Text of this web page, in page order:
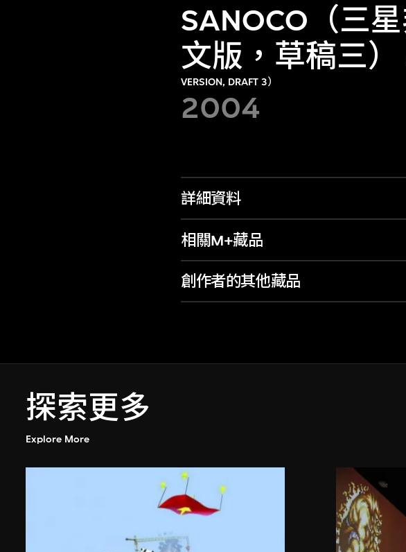
SANOCO（三
文版，草稿三）
VERSION, DRAFT 3）
2004
詳細資料
相關M+藏品
創作者的其他藏品
探索更多
Explore More